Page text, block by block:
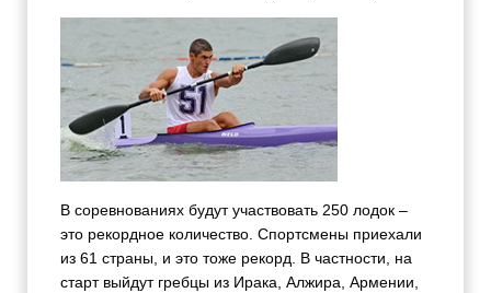
В соревнованиях будут участвовать 250 лодок –
это рекордное количество. Спортсмены приехали
из 61 страны, и это тоже рекорд. В частности, на
старт выйдут гребцы из Ирака, Алжира, Армении,